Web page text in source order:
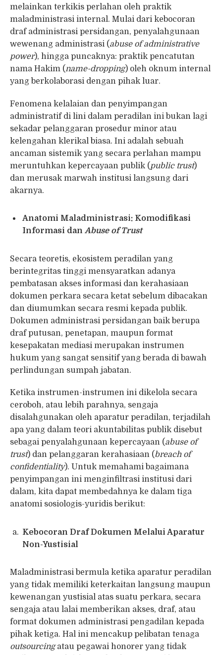
melainkan terkikis perlahan oleh praktik
maladministrasi internal. Mulai dari kebocoran
draf administrasi persidangan, penyalahgunaan
wewenang administrasi (abuse of administrative
power), hingga puncaknya: praktik pencatutan
nama Hakim (name-dropping) oleh oknum internal
yang berkolaborasi dengan pihak luar.
Fenomena kelalaian dan penyimpangan
administratif di lini dalam peradilan ini bukan lagi
sekadar pelanggaran prosedur minor atau
kelengahan klerikal biasa. Ini adalah sebuah
ancaman sistemik yang secara perlahan mampu
meruntuhkan kepercayaan publik (public trust)
dan merusak marwah institusi langsung dari
akarnya.
Anatomi Maladministrasi: Komodifikasi
Informasi dan Abuse of Trust
Secara teoretis, ekosistem peradilan yang
berintegritas tinggi mensyaratkan adanya
pembatasan akses informasi dan kerahasiaan
dokumen perkara secara ketat sebelum dibacakan
dan diumumkan secara resmi kepada publik.
Dokumen administrasi persidangan baik berupa
draf putusan, penetapan, maupun format
kesepakatan mediasi merupakan instrumen
hukum yang sangat sensitif yang berada di bawah
perlindungan sumpah jabatan.
Ketika instrumen-instrumen ini dikelola secara
ceroboh, atau lebih parahnya, sengaja
disalahgunakan oleh aparatur peradilan, terjadilah
apa yang dalam teori akuntabilitas publik disebut
sebagai penyalahgunaan kepercayaan (abuse of
trust) dan pelanggaran kerahasiaan (breach of
confidentiality). Untuk memahami bagaimana
penyimpangan ini menginfiltrasi institusi dari
dalam, kita dapat membedahnya ke dalam tiga
anatomi sosiologis-yuridis berikut:
Kebocoran Draf Dokumen Melalui Aparatur
Non-Yustisial
Maladministrasi bermula ketika aparatur peradilan
yang tidak memiliki keterkaitan langsung maupun
kewenangan yustisial atas suatu perkara, secara
sengaja atau lalai memberikan akses, draf, atau
format dokumen administrasi pengadilan kepada
pihak ketiga. Hal ini mencakup pelibatan tenaga
outsourcingatau pegawai honorer yang tidak